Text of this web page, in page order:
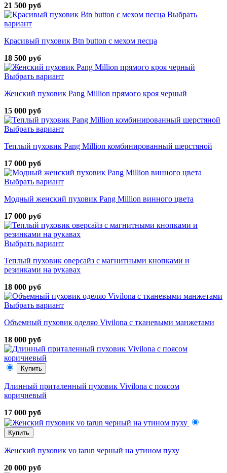
21 500 руб
Выбрать
вариант
Красивый пуховик Btn button с мехом песца
18 500 руб
Выбрать вариант
Женский пуховик Pang Million прямого кроя черный
15 000 руб
Выбрать вариант
Теплый пуховик Pang Million комбинированный шерстяной
17 000 руб
Выбрать вариант
Модный женский пуховик Pang Million винного цвета
17 000 руб
Выбрать вариант
Теплый пуховик оверсайз с магнитными кнопками и
резинками на рукавах
18 000 руб
Выбрать вариант
Объемный пуховик оделяо Vivilona с тканевыми манжетами
18 000 руб
Купить
Длинный приталенный пуховик Vivilona с поясом
коричневый
17 000 руб
Купить
Женский пуховик vo tarun черный на утином пуху
20 000 руб